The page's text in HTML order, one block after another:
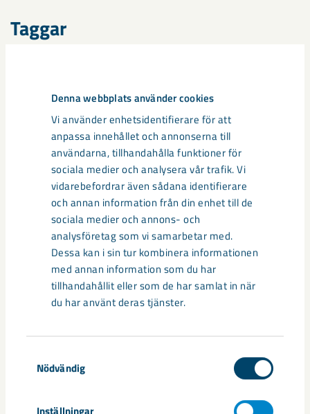
Denna webbplats använder cookies
Vi använder enhetsidentifierare för att
anpassa innehållet och annonserna till
användarna, tillhandahålla funktioner för
sociala medier och analysera vår trafik. Vi
vidarebefordrar även sådana identifierare
och annan information från din enhet till de
sociala medier och annons- och
analysföretag som vi samarbetar med.
Dessa kan i sin tur kombinera informationen
med annan information som du har
tillhandahållit eller som de har samlat in när
du har använt deras tjänster.
Nödvändig
Inställningar
Taggar
Relaterat innehåll
Så kan humanoida robotar öka
säkerheten i framtidens gruva